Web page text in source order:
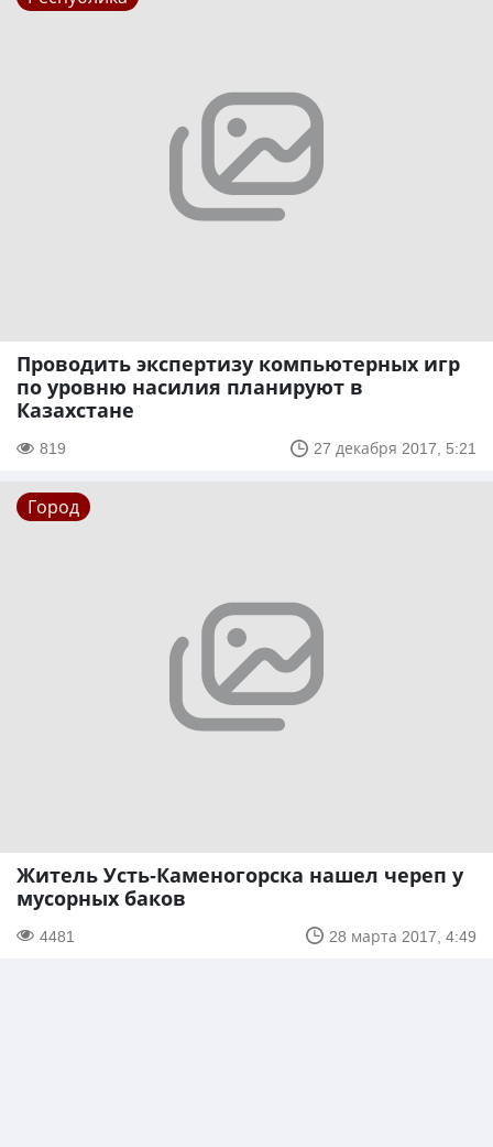
Проводить экспертизу компьютерных игр
по уровню насилия планируют в
Казахстане
819 27 декабря 2017, 5:21
Город
Житель Усть-Каменогорска нашел череп у
мусорных баков
4481 28 марта 2017, 4:49